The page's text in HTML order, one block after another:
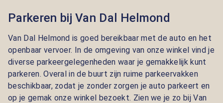
Parkeren bij Van Dal Helmond
Van Dal Helmond is goed bereikbaar met de auto en het
openbaar vervoer. In de omgeving van onze winkel vind je
diverse parkeergelegenheden waar je gemakkelijk kunt
parkeren. Overal in de buurt zijn ruime parkeervakken
beschikbaar, zodat je zonder zorgen je auto parkeert en
op je gemak onze winkel bezoekt. Zien we je zo bij Van